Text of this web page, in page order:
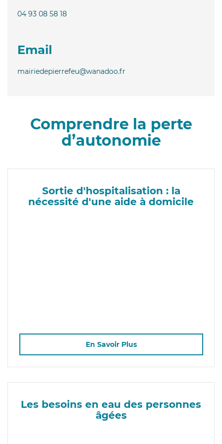
04 93 08 58 18
Email
mairiedepierrefeu@wanadoo.fr
Comprendre la perte
d’autonomie
Sortie d'hospitalisation : la
nécessité d'une aide à domicile
En Savoir Plus
Les besoins en eau des personnes
âgées